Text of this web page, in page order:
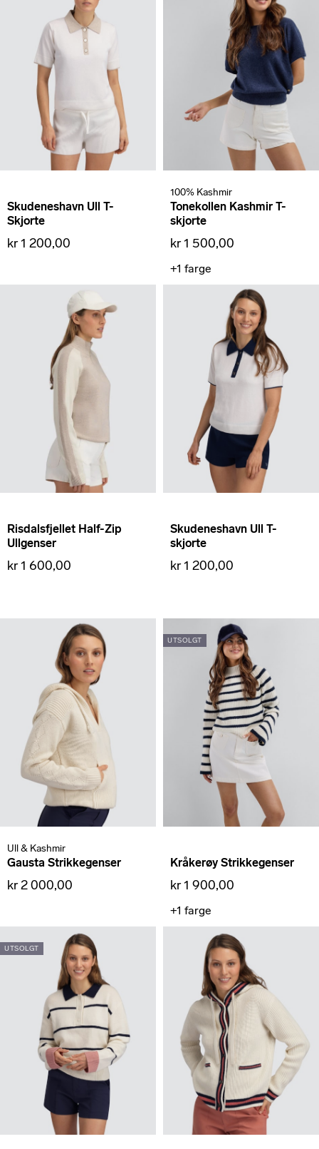
Skudeneshavn Ull T-
Skjorte
kr 1 200,00
100% Kashmir
Tonekollen Kashmir T-
skjorte
kr 1 500,00
+1 farge
Risdalsfjellet Half-Zip
Ullgenser
kr 1 600,00
Skudeneshavn Ull T-
skjorte
kr 1 200,00
Ull & Kashmir
Gausta Strikkegenser
kr 2 000,00
UTSOLGT
Kråkerøy Strikkegenser
kr 1 900,00
+1 farge
UTSOLGT